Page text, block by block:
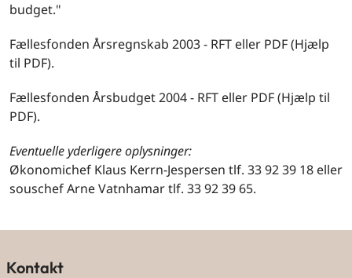
budget."
Fællesfonden Årsregnskab 2003 - RFT eller PDF (Hjælp
til PDF).
Fællesfonden Årsbudget 2004 - RFT eller PDF (Hjælp til
PDF).
Eventuelle yderligere oplysninger:
Økonomichef Klaus Kerrn-Jespersen tlf. 33 92 39 18 eller
souschef Arne Vatnhamar tlf. 33 92 39 65.
Kontakt